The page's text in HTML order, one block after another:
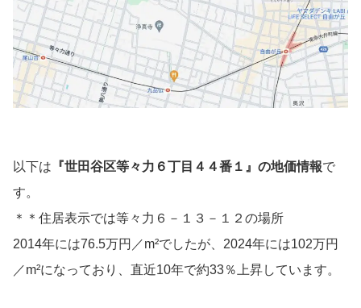
以下は 『世田谷区等々力６丁目４４番１ 』の地価情報で
す。
＊＊住居表示では等々力６－１３－１２の場所
2014年には76.5万円／m²でしたが、2024年には102万円
／m²になっており、直近10年で約33％上昇しています。